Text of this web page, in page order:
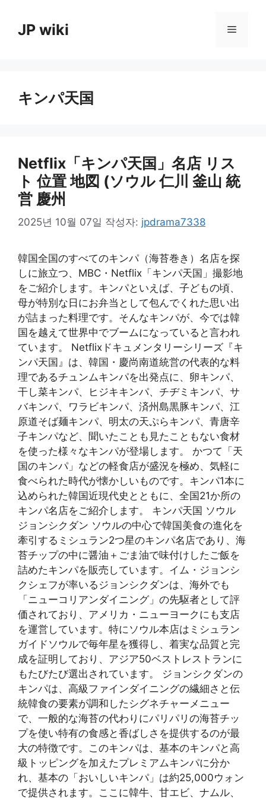
JP wiki 메
キンパ天国
Netflix「キンパ天国」名店 リス
ト 位置 地図 (ソウル 仁川 釜山 統
営 慶州
2025년 10월 07일 작성자: jpdrama7338
韓国全国のすべてのキンパ（海苔巻き）名店を探
しに旅立つ、MBC・Netflix「キンパ天国」撮影地
をご紹介します。キンパといえば、子どもの頃、
母が特別な日にお弁当として包んでくれた思い出
が詰まった料理です。そんなキンパが、今では韓
国を越えて世界中でブームになっていると言われ
ています。 Netflixドキュメンタリーシリーズ『キ
ンパ天国』は、韓国・慶尚南道統営の代表的な料
理であるチュンムキンパを出発点に、卵キンパ、
干し菜キンパ、ヒジキキンパ、チヂミキンパ、サ
バキンパ、ワラビキンパ、済州島黒豚キンパ、江
原道そば麺キンパ、明太の天ぷらキンパ、青唐辛
子キンパなど、聞いたことも見たこともない食材
を使った様々なキンパが登場します。 かつて「天
国のキンパ」などの軽食店が盛況を極め、気軽に
食べられた時代が懐かしいものです。キンパ1本に
込められた韓国近現代史とともに、全国21か所の
キンパ名店をご紹介します。 キンパ天国 ソウル
ジョンシクダン ソウルの中心で韓国美食の進化を
牽引するミシュラン2つ星のキンパ名店であり、海
苔チップの中に醤油＋ごま油で味付けしたご飯を
詰めたキンパを販売しています。イム・ジョンシ
クシェフが率いるジョンシクダンは、海外でも
「ニューコリアンダイニング」の先駆者として評
価されており、アメリカ・ニューヨークにも支店
を運営しています。特にソウル本店はミシュラン
ガイドソウルで毎年星を獲得し、着実な品質と完
成を証明しており、アジア50ベストレストランに
もたびたび選出されています。 ジョンシクダンの
キンパは、高級ファインダイニングの繊細さと伝
統韓食の要素が調和したシグネチャーメニュー
で、一般的な海苔の代わりにパリパリの海苔チッ
プを使い特有の食感と香ばしさを提供するのが最
大の特徴です。このキンパは、基本のキンパと高
級トッピングを加えたプレミアムキンパに分か
れ、基本の「おいしいキンパ」は約25,000ウォン
で提供されます。ここに韓牛、甘エビ、ナムル、